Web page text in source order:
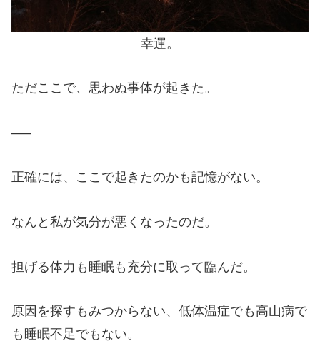
幸運。
ただここで、思わぬ事体が起きた。
—–
正確には、ここで起きたのかも記憶がない。
なんと私が気分が悪くなったのだ。
担げる体力も睡眠も充分に取って臨んだ。
原因を探すもみつからない、低体温症でも高山病で
も睡眠不足でもない。